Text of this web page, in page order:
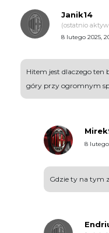
Janik14
(ostatnio
8 lutego 2025,
Hitem jest dlaczego ten
góry przy ogromnym
8 lutego
Gdzie ty na tym